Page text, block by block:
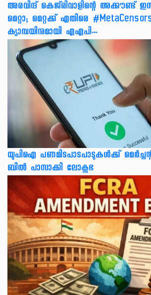
അരവിന്ദ് കെജ്‌രിവാളിന്റെ അക്കൗണ്ട്
മെറ്റാ; മെറ്റക്ക് എതിരെ
ക്യാമ്പയിനുമായി എഎപി…
യുപിഐ പണമിടപാടപാടുകൾക്ക് മെർച്ചന്റ്
ബിൽ പാസാക്കി ലോക്സഭ